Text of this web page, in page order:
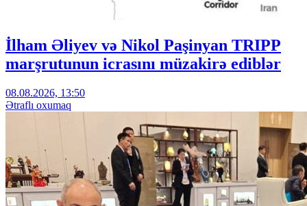
İlham Əliyev və Nikol Paşinyan TRIPP
marşrutunun icrasını müzakirə ediblər
08.08.2026, 13:50
Ətraflı oxumaq